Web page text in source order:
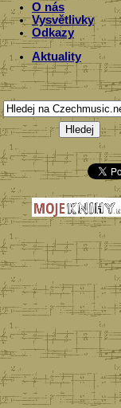
O nás
Vysvětlivky
Odkazy
Aktuality